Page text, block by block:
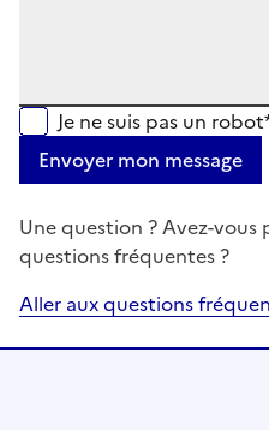
Je ne suis pas un
Envoyer mon message
Une question ? Avez-
questions fréquentes ?
Aller aux questions